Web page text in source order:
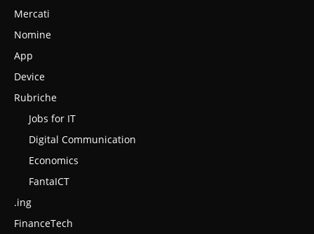
Mercati
Nomine
App
Device
Rubriche
Jobs for IT
Digital Communication
Economics
FantaICT
.ing
FinanceTech